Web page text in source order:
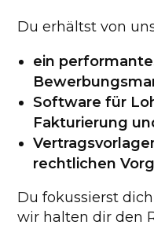
Du erhältst von
ein
Software für
Fakturierung
rechtlichen
Du fokussierst
wir halten dir den